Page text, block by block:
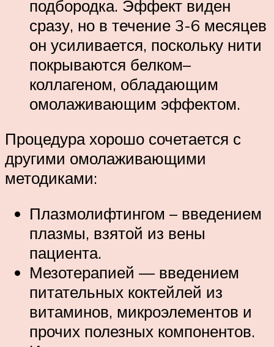
подбородка. Эффект виден
сразу, но в течение 3-6 месяцев
он усиливается, поскольку нити
покрываются белком–
коллагеном, обладающим
омолаживающим эффектом.
Процедура хорошо сочетается с
другими омолаживающими
методиками:
Плазмолифтингом – введением
плазмы, взятой из вены
пациента.
Мезотерапией — введением
питательных коктейлей из
витаминов, микроэлементов и
прочих полезных компонентов.